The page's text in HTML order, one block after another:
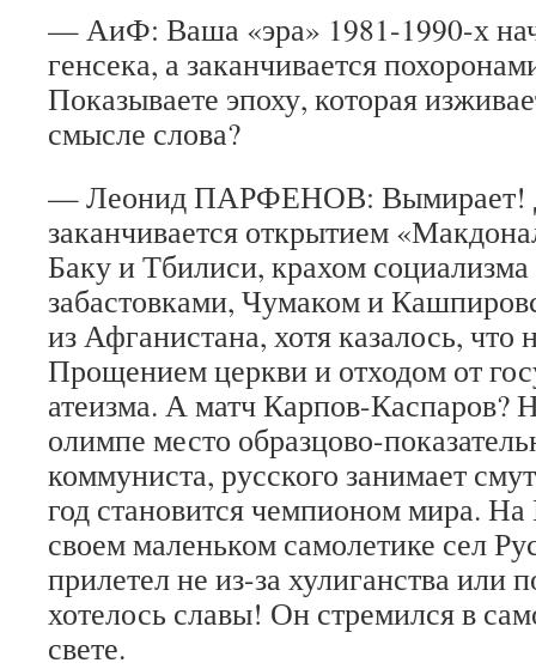
— АиФ: Ваша «эра» 1981-1990-х
генсека, а заканчивается
Показываете эпоху, которая
смысле слова?
— Леонид ПАРФЕНОВ: Вымирает!
заканчивается открытием
Баку и Тбилиси, крахом
забастовками, Чумаком и
из Афганистана, хотя казалось, что
Прощением церкви и отходом от
атеизма. А матч Карпов-Каспаров?
олимпе место образцово-
коммуниста, русского занимает
год становится чемпионом мира.
своем маленьком самолетике сел
прилетел не из-за хулиганства
хотелось славы! Он стремился в
свете.